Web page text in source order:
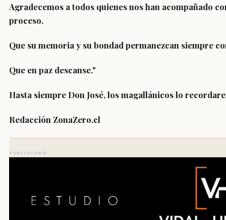
Agradecemos a todos quienes nos han acompañado
proceso.
Que su memoria y su bondad permanezcan siempre
Que en paz descanse."
Hasta siempre Don José, los magallánicos lo
Redacción ZonaZero.cl
PUBLICIDAD